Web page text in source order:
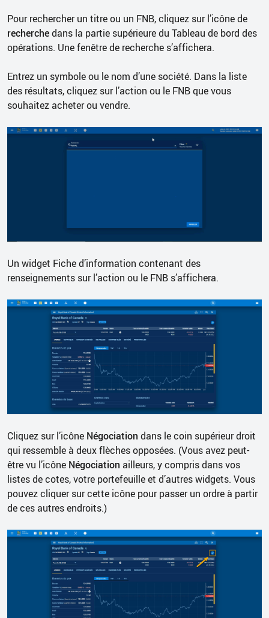
Pour rechercher un titre ou un FNB, cliquez sur l’icône de
recherchedans la partie supérieure du Tableau de bord des
opérations. Une fenêtre de recherche s’affichera.
Entrez un symbole ou le nom d’une société. Dans la liste
des résultats, cliquez sur l’action ou le FNB que vous
souhaitez acheter ou vendre.
Un widget Fiche d’information contenant des
renseignements sur l’action ou le FNB s’affichera.
Cliquez sur l’icône Négociation dans le coin supérieur droit
qui ressemble à deux flèches opposées. (Vous avez peut-
être vu l’icône Négociation ailleurs, y compris dans vos
listes de cotes, votre portefeuille et d’autres widgets. Vous
pouvez cliquer sur cette icône pour passer un ordre à partir
de ces autres endroits.)